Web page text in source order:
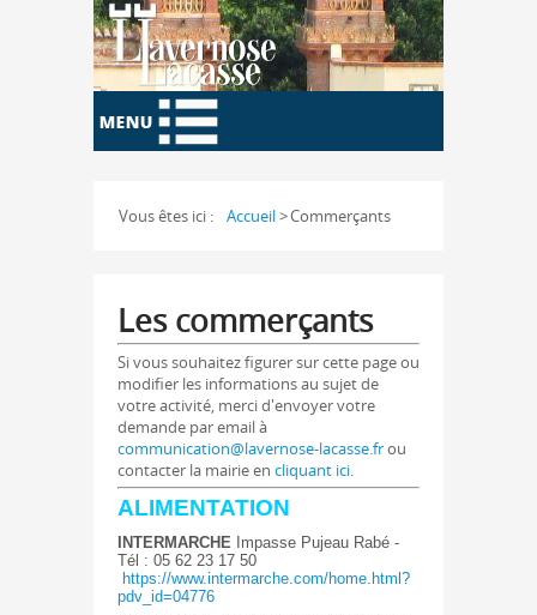
Vous êtes ici : Accueil>Commerçants
Les commerçants
Si vous souhaitez figurer sur cette page ou
modifier les informations au sujet de
votre activité, merci d'envoyer votre
demande par email à
communication@lavernose-lacasse.frou
contacter la mairie en cliquant ici.
ALIMENTATION
INTERMARCHE
Impasse Pujeau Rabé -
Tél : 05 62 23 17 50
https://www.intermarche.com/home.html?
pdv_id=04776